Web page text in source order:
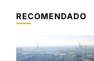
RECOMENDADO